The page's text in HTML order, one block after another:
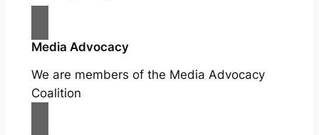
Media Advocacy
We are members of the Media Advocacy
Coalition